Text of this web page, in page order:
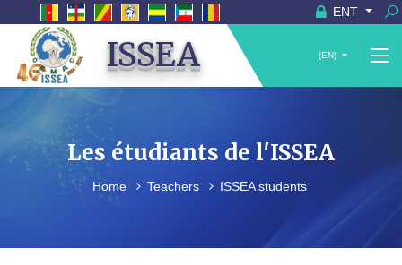
ENT
ISSEA (EN)
Les étudiants de l'ISSEA
Home Teachers ISSEA students